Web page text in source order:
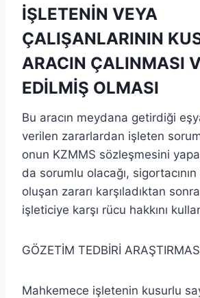
İŞLETENİN VEYA
ÇALIŞANLARININ
ARACIN ÇALINMASI
EDİLMİŞ OLMASI
Bu aracın meydana getirdiği
verilen zararlardan işleten
onun KZMMS sözleşmesini
da sorumlu olacağı, sigortacının
oluşan zararı karşıladıktan
işleticiye karşı rücu hakkını
GÖZETİM TEDBİRİ
Mahkemece işletenin kusurlu